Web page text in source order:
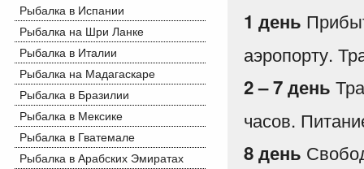
Рыбалка в Испании
Рыбалка на Шри Ланке
Рыбалка в Италии
Рыбалка на Мадагаскаре
Рыбалка в Бразилии
Рыбалка в Мексике
Рыбалка в Гватемале
Рыбалка в Арабских Эмиратах
1 день
аэропорту.
2 – 7 день
часов.
8 день